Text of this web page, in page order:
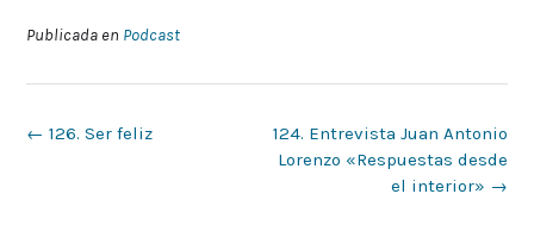
Publicada en Podcast
Navegación
124. Entrevista Juan Antonio
Lorenzo «Respuestas desde
el interior» →
← 126. Ser feliz